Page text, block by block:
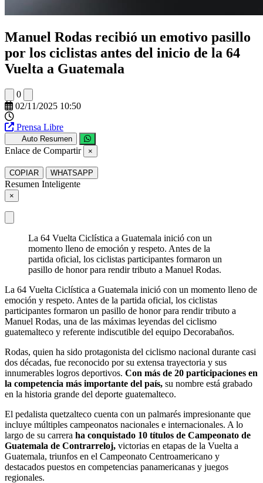
Manuel Rodas recibió un emotivo pasillo
por los ciclistas antes del inicio de la 64
Vuelta a Guatemala
0
02/11/2025 10:50
Prensa Libre
Auto Resumen
Enlace de Compartir ×
COPIAR WHATSAPP
Resumen Inteligente
×
La 64 Vuelta Ciclística a Guatemala inició con un
momento lleno de emoción y respeto. Antes de la
partida oficial, los ciclistas participantes formaron un
pasillo de honor para rendir tributo a Manuel Rodas.
La 64 Vuelta Ciclística a Guatemala inició con un momento lleno de
emoción y respeto. Antes de la partida oficial, los ciclistas
participantes formaron un pasillo de honor para rendir tributo a
Manuel Rodas, una de las máximas leyendas del ciclismo
guatemalteco y referente indiscutible del equipo Decorabaños.
Rodas, quien ha sido protagonista del ciclismo nacional durante casi
dos décadas, fue reconocido por su extensa trayectoria y sus
innumerables logros deportivos. Con más de 20 participaciones en
la competencia más importante del país, su nombre está grabado
en la historia grande del deporte guatemalteco.
El pedalista quetzalteco cuenta con un palmarés impresionante que
incluye múltiples campeonatos nacionales e internacionales. A lo
largo de su carrera ha conquistado 10 títulos de Campeonato de
Guatemala de Contrarreloj, victorias en etapas de la Vuelta a
Guatemala, triunfos en el Campeonato Centroamericano y
destacados puestos en competencias panamericanas y juegos
regionales.